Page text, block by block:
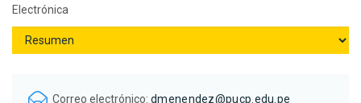
Electrónica
Correo electrónico: dmenendez@pucp.edu.pe